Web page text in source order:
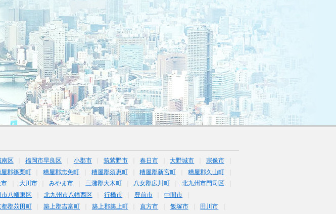
南区 福岡市早良区 小郡市 筑紫野市 春日市 大野城市
宗像市
屋郡篠栗町 糟屋郡志免町 糟屋郡須惠町 糟屋郡新宮町
糟屋郡久山町
市 大川市 みやま市 三潴郡大木町 八女郡広川町
北九州市門司区
市八幡東区 北九州市八幡西区 行橋市 豊前市
中間市
都郡苅田町 築上郡吉富町 築上郡築上町 直方市 飯塚市
田川市